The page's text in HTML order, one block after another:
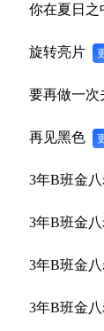
你在夏日之
旋转亮片
要再做一次
再见黑色
3年B班金
3年B班金
3年B班金
3年B班金